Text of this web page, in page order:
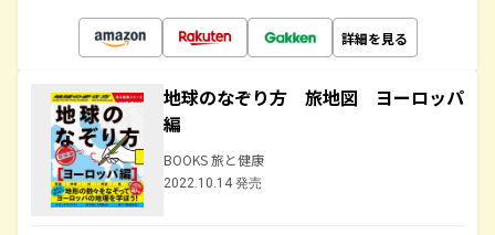
詳細を見る
地球のなぞり方 旅地図 ヨーロッパ
編
BOOKS 旅と健康
2022.10.14 発売